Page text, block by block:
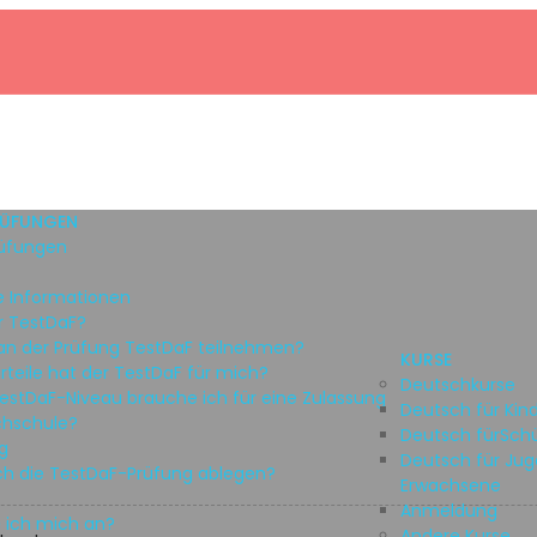
Informationen
TestDaF?
der Prüfung TestDaF teilnehmen?
hat der TestDaF für mich?
Niveau brauche ich für eine Zulassung
die TestDaF-Prüfung ablegen?
ich mich an?
KURSE
Deutschkurse
Deutsch für
Deutsch
Deutsch für
Erwachsene
Anmeldung